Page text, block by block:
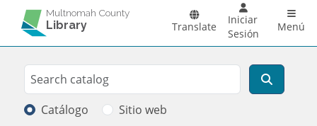
Pasar al contenido principal
Multnomah County
Library Translate
Iniciar
Sesión
Menú
Search
Buscar
Catálogo Sitio web